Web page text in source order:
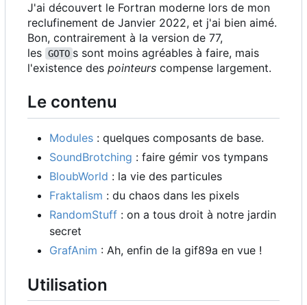
J'ai découvert le Fortran moderne lors de mon
reclufinement de Janvier 2022, et j'ai bien aimé.
Bon, contrairement à la version de 77,
les GOTO s sont moins agréables à faire, mais
l'existence des pointeurs compense largement.
Le contenu
Modules : quelques composants de base.
SoundBrotching : faire gémir vos tympans
BloubWorld : la vie des particules
Fraktalism : du chaos dans les pixels
RandomStuff : on a tous droit à notre jardin
secret
GrafAnim : Ah, enfin de la gif89a en vue !
Utilisation